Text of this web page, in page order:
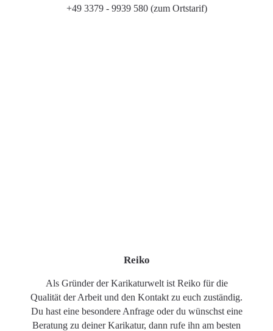
+49 3379 - 9939 580 (zum Ortstarif)
Reiko
Als Gründer der Karikaturwelt ist Reiko für die
Qualität der Arbeit und den Kontakt zu euch zuständig.
Du hast eine besondere Anfrage oder du wünschst eine
Beratung zu deiner Karikatur, dann rufe ihn am besten